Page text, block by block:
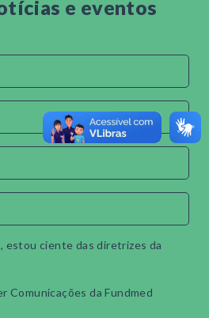
e eventos
estou ciente das diretrizes da
Comunicações da Fundmed